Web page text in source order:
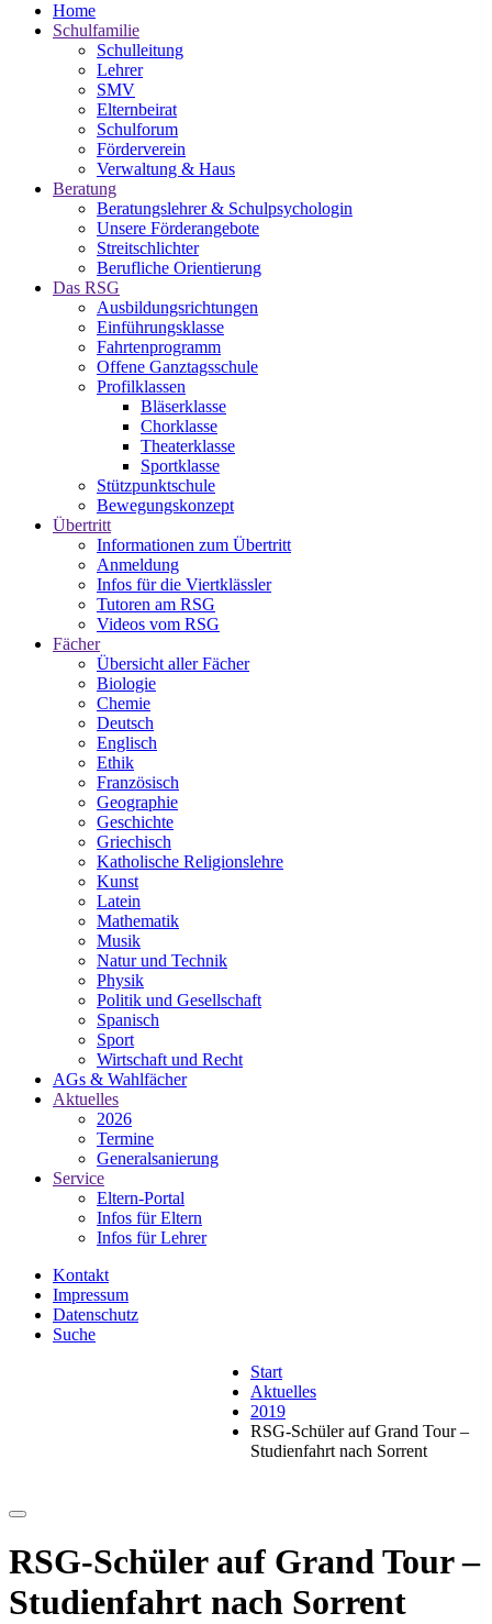
Home
Schulfamilie
Schulleitung
Lehrer
SMV
Elternbeirat
Schulforum
Förderverein
Verwaltung & Haus
Beratung
Beratungslehrer & Schulpsychologin
Unsere Förderangebote
Streitschlichter
Berufliche Orientierung
Das RSG
Ausbildungsrichtungen
Einführungsklasse
Fahrtenprogramm
Offene Ganztagsschule
Profilklassen
Bläserklasse
Chorklasse
Theaterklasse
Sportklasse
Stützpunktschule
Bewegungskonzept
Übertritt
Informationen zum Übertritt
Anmeldung
Infos für die Viertklässler
Tutoren am RSG
Videos vom RSG
Fächer
Übersicht aller Fächer
Biologie
Chemie
Deutsch
Englisch
Ethik
Französisch
Geographie
Geschichte
Griechisch
Katholische Religionslehre
Kunst
Latein
Mathematik
Musik
Natur und Technik
Physik
Politik und Gesellschaft
Spanisch
Sport
Wirtschaft und Recht
AGs & Wahlfächer
Aktuelles
2026
Termine
Generalsanierung
Service
Eltern-Portal
Infos für Eltern
Infos für Lehrer
Kontakt
Impressum
Datenschutz
Suche
Start
Aktuelles
2019
RSG-Schüler auf Grand Tour –
Studienfahrt nach Sorrent
RSG-Schüler auf Grand Tour –
Studienfahrt nach Sorrent